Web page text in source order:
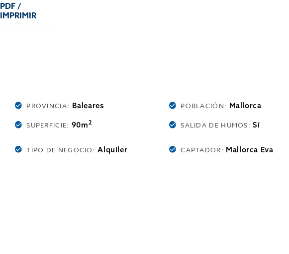
PDF /
IMPRIMIR
PROVINCIA: Baleares POBLACIÓN: Mallorca
SUPERFICIE: 90m2 SALIDA DE HUMOS:Sí
TIPO DE NEGOCIO:Alquiler CAPTADOR: Mallorca Eva